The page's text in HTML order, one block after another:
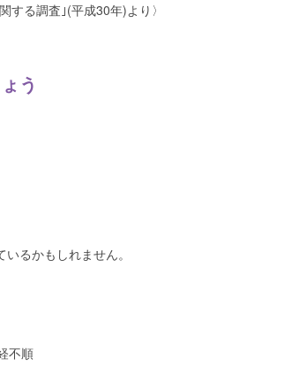
する調査｣(平成30年)より〉
う
るかもしれません。
不順